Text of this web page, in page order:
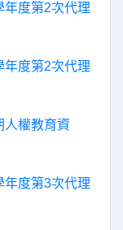
年度第2次代理
年度第2次代理
人權教育資
年度第3次代理